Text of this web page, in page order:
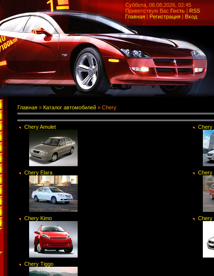
Суббота, 08.08.2026, 02:45
Приветствую Вас Гость | RSS
Главная | Регистрация | Вход
Главная » Каталог автомобилей » Chery
Chery Amulet Chery
Chery Elara Chery
Chery Kimo Chery
Chery Tiggo